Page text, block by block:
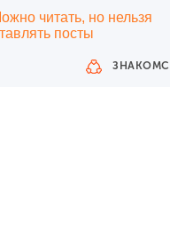
читать, но нельзя
посты